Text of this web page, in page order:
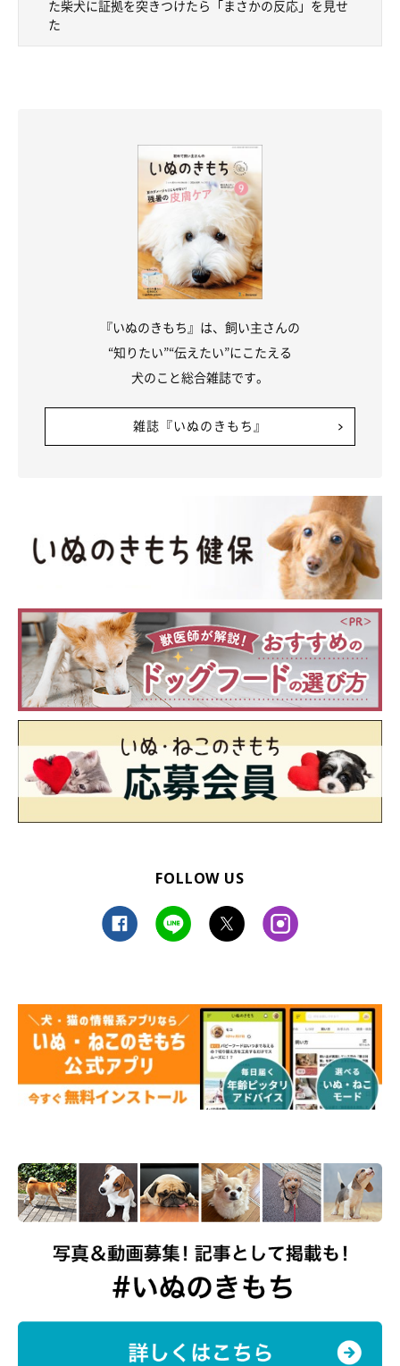
なぜ、父ちゃんのスリッパが標的に…？
@shiba48love
ーー今回の八つ当たりの原因は、「雨」が関係しているようです
ね。銀次くんはほかに、どんなことで八つ当たりすることがあり
ますか？
飼い主さん：
「銀次はシャンプーや、散歩の後の足ふき、爪切りなど、苦手な
ことをされると八つ当たりして家中や庭を爆走します」
ーーちなみに、今回の八つ当たりの標的は「父ちゃんのスリッ
がちなのでしょうか？（笑）
飼い主さん：
「狙われるスリッパは、新しい物か母ちゃん（私）の物です。特
にふわふわしたものや、私が気に入ってる物は必ず狙われます」
飼い主さん：
リッパを狙われました。銀次はもともとスリッパが大好きで、帰
宅するとスリッパを咥えてお出迎えしてくれるんですよね」
ーースリッパは銀次くんにとってお気に入りのアイテムなのです
た柴犬に証拠を突きつけたら「まさかの反応」を見せ
た
『いぬのきもち』は、飼い主さんの
“知りたい”“伝えたい”にこたえる
犬のこと総合雑誌です。
雑誌『いぬのきもち』
FOLLOW US